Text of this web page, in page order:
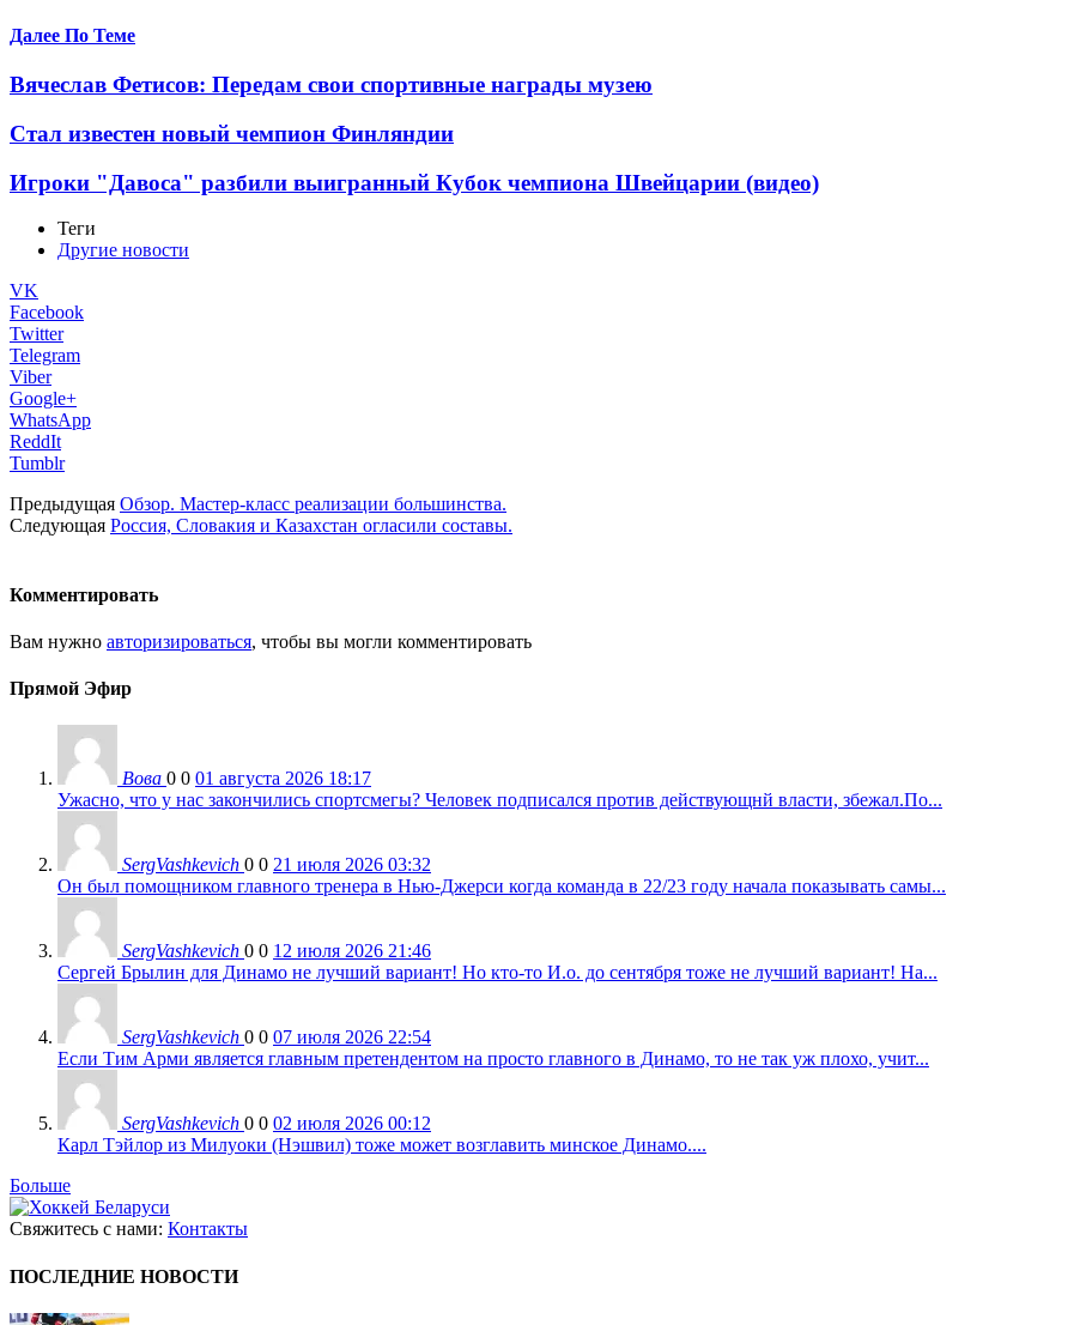
Далее По Теме
Вячеслав Фетисов: Передам свои спортивные награды музею
Стал известен новый чемпион Финляндии
Игроки "Давоса" разбили выигранный Кубок чемпиона Швейцарии (видео)
Теги
Другие новости
VK
Facebook
Twitter
Telegram
Viber
Google+
WhatsApp
ReddIt
Tumblr
Предыдущая Обзор. Мастер-класс реализации большинства.
Следующая Россия, Словакия и Казахстан огласили составы.
Комментировать
Вам нужно авторизироваться, чтобы вы могли комментировать
Прямой Эфир
Вова 0 0 01 августа 2026 18:17
Ужасно, что у нас закончились спортсмегы? Человек подписался против действующнй власти, збежал.По...
SergVashkevich 0 0 21 июля 2026 03:32
Он был помощником главного тренера в Нью-Джерси когда команда в 22/23 году начала показывать самы...
SergVashkevich 0 0 12 июля 2026 21:46
Сергей Брылин для Динамо не лучший вариант! Но кто-то И.о. до сентября тоже не лучший вариант! На...
SergVashkevich 0 0 07 июля 2026 22:54
Если Тим Арми является главным претендентом на просто главного в Динамо, то не так уж плохо, учит...
SergVashkevich 0 0 02 июля 2026 00:12
Карл Тэйлор из Милуоки (Нэшвил) тоже может возглавить минское Динамо....
Больше
Свяжитесь с нами: Контакты
ПОСЛЕДНИЕ НОВОСТИ